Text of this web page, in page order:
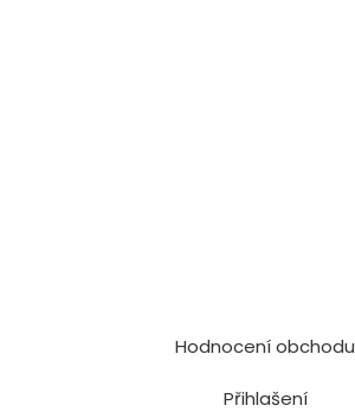
Hodnocení obchodu
Přihlašení